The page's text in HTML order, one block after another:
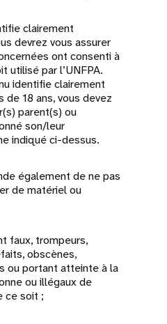
clairement
devrez vous assurer
ont consenti à
utilisé par l’UNFPA.
identifie clairement
18 ans, vous devez
parent(s) ou
son/leur
indiqué ci-dessus.
également de ne pas
de matériel ou
faux, trompeurs,
obscènes,
ou portant atteinte à la
ou illégaux de
ce soit ;